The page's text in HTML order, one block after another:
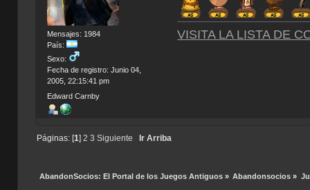
Mensajes: 1984
País:
Sexo:
Fecha de registro: Junio 04,
2005, 22:15:41 pm
Edward Carnby
VISITA LA LISTA DE
Páginas: [ 1 2 3 Siguiente Ir Arriba
AbandonSocios: El Portal de los Juegos Antiguos» Abandonsocios »